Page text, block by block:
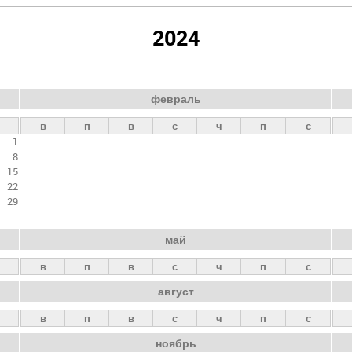
2024
1
8
15
22
29
февраль
в п в с ч п с
май
в п в с ч п с
август
в п в с ч п с
ноябрь